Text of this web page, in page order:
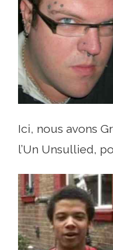
Ici, nous avons
l’Un Unsullied,